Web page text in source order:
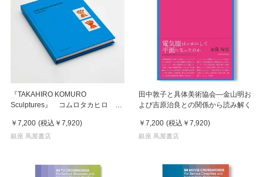
『TAKAHIRO KOMURO
Sculptures』 コムロタカヒロ 作
￥7,200 (税込 ￥7,920)
銀座 蔦屋書店
田中敦子と具体美術協会―金山明お
よび吉原治良との関係から読み解く
￥7,200 (税込 ￥7,920)
銀座 蔦屋書店